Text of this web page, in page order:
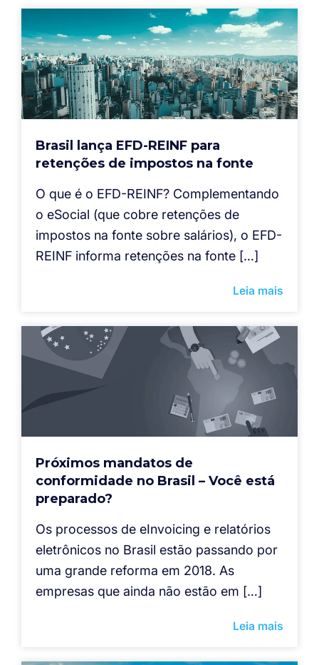
Brasil lança EFD-REINF para
retenções de impostos na fonte
O que é o EFD-REINF? Complementando
o eSocial (que cobre retenções de
impostos na fonte sobre salários), o EFD-
REINF informa retenções na fonte […]
Leia mais
Próximos mandatos de
conformidade no Brasil – Você está
preparado?
Os processos de eInvoicing e relatórios
eletrônicos no Brasil estão passando por
uma grande reforma em 2018. As
empresas que ainda não estão em […]
Leia mais